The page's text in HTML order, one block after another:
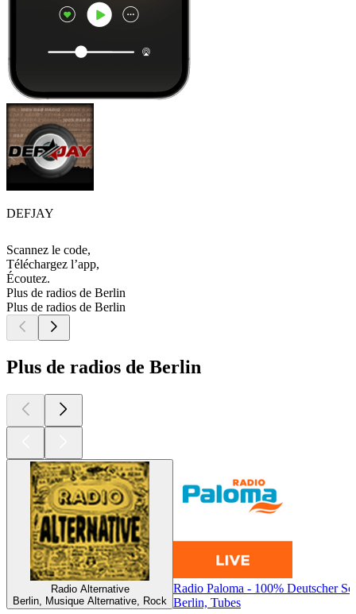
DEFJAY
Scannez le code,
Téléchargez l’app,
Écoutez.
Plus de radios de Berlin
Plus de radios de Berlin
Plus de radios de Berlin
Radio Alternative
Berlin, Musique Alternative, Rock
Radio Paloma - 100% Deutscher
Berlin, Tubes